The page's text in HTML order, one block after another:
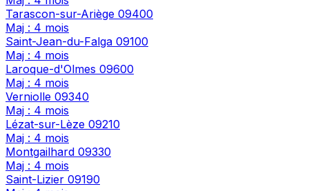
Tarascon-sur-Ariège 09400
Maj : 4 mois
Saint-Jean-du-Falga 09100
Maj : 4 mois
Laroque-d'Olmes 09600
Maj : 4 mois
Verniolle 09340
Maj : 4 mois
Lézat-sur-Lèze 09210
Maj : 4 mois
Montgailhard 09330
Maj : 4 mois
Saint-Lizier 09190